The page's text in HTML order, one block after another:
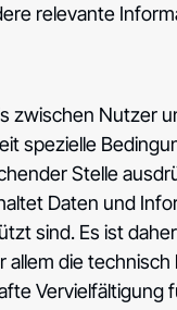
relevante
zwischen Nutzer
spezielle
Stelle
Daten und
sind. Es ist
die